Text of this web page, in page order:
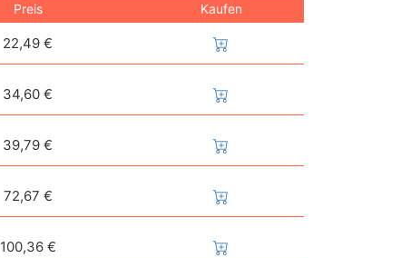
Preis Kaufen
22,49 €
34,60 €
39,79 €
72,67 €
100,36 €